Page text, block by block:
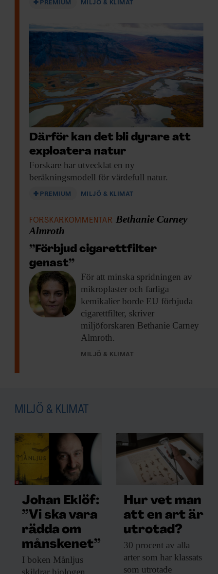
PREMIUM MILJÖ & KLIMAT
Därför kan det bli dyrare att
exploatera natur
Forskare har utvecklat en ny
beräkningsmodell för värdefull natur.
PREMIUM MILJÖ & KLIMAT
FORSKARKOMMENTAR Bethanie Carney
Almroth
”Förbjud cigarettfilter
genast”
För att minska spridningen av
mikroplaster och farliga
kemikalier borde EU förbjuda
cigarettfilter, skriver
miljöforskaren Bethanie Carney
Almroth.
MILJÖ & KLIMAT
MILJÖ & KLIMAT
Johan Eklöf:
”Vi ska vara
rädda om
månskenet”
I boken Månljus
skildrar biologen
Hur vet man
att en art är
utrotad?
30 procent av alla
arter som har klassats
som utrotade